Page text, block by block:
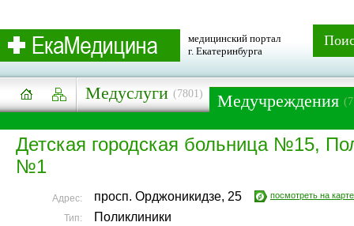
медицинский портал
г. Екатеринбурга
Медуслуги (7801) Медучреждения
Детская городская больница №15,
№1
Адрес: просп. Орджоникидзе, 25 посмотреть на карте
Тип: Поликлиники